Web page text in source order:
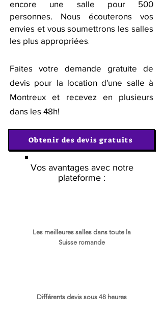
encore une salle pour 500
personnes. Nous écouterons vos
envies et vous soumettrons les salles
les plus appropriées
Faites votre demande gratuite de
devis pour la location d'une salle à
Montreux et recevez en plusieurs
dans les 48h!
Obtenir des devis gratuits
Vos avantages avec notre
plateforme :
Les meilleures salles dans toute la
Suisse romande
Différents devis sous 48 heures